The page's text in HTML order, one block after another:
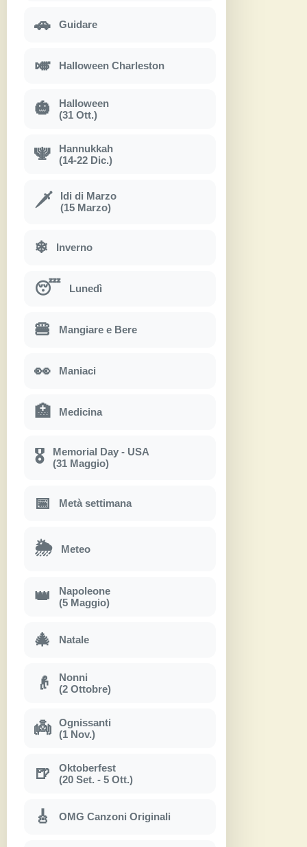
🚗 Guidare
🎺 Halloween Charleston
🎃
Halloween
(31 Ott.)
🕎
Hannukkah
(14-22 Dic.)
🗡
Idi di Marzo
(15 Marzo)
❄ Inverno
😴 Lunedì
🍔 Mangiare e Bere
👀 Maniaci
🏥 Medicina
🎖
Memorial Day - USA
(31 Maggio)
📅 Metà settimana
🌦 Meteo
👑
Napoleone
(5 Maggio)
🎄 Natale
👴
Nonni
(2 Ottobre)
👼
Ognissanti
(1 Nov.)
🍺
Oktoberfest
(20 Set. - 5 Ott.)
🎸 OMG Canzoni Originali